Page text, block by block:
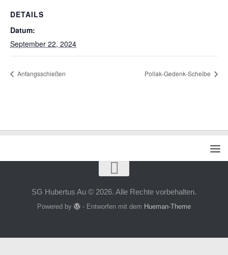
DETAILS
Datum:
September 22, 2024
Anfangsschießen Pollak-Gedenk-Scheibe
SG Hubertus Au © 2026. Alle Rechte vorbehalten.
Powered by - Entworfen mit dem Hueman-Theme